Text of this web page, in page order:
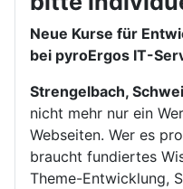
Neue Kurse für
bei pyroErgos IT-
Strengelbach,
nicht mehr nur ein
Webseiten. Wer es
braucht fundiertes
Theme-Entwicklung,